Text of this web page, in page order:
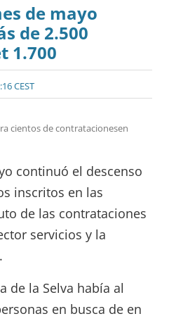
de mayo
de 2.500
1.700
CEST
cientos de contratacionesen
continuó el descenso
inscritos en las
de las contrataciones
servicios y la
de la Selva había al
en busca de en